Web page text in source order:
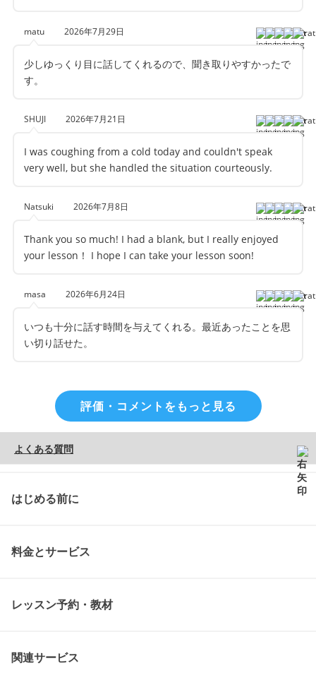
matu 2026年7月29日
少しゆっくり目に話してくれるので、聞き取りやすかったで
す。
SHUJI 2026年7月21日
I was coughing from a cold today and couldn't speak
very well, but she handled the situation courteously.
Natsuki 2026年7月8日
Thank you so much! I had a blank, but I really enjoyed
your lesson！ I hope I can take your lesson soon!
masa 2026年6月24日
いつも十分に話す時間を与えてくれる。最近あったことを思
い切り話せた。
評価・コメントをもっと見る
よくある質問
はじめる前に
料金とサービス
レッスン予約・教材
関連サービス